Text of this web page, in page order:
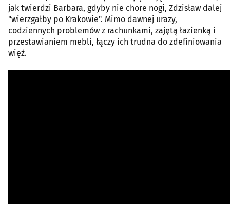
jak twierdzi Barbara, gdyby nie chore nogi, Zdzisław dalej
"wierzgałby po Krakowie". Mimo dawnej urazy,
codziennych problemów z rachunkami, zajętą łazienką i
przestawianiem mebli, łączy ich trudna do zdefiniowania
więź.